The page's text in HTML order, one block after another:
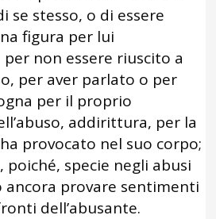
se stesso, o di essere
figura per lui
non essere riuscito a
per aver parlato o per
per il proprio
addirittura, per la
provocato nel suo corpo;
poiché, specie negli abusi
provare sentimenti
dell’abusante.